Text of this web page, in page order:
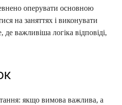
оперувати основною
на заняттях і виконувати
важливіша логіка відповіді,
якщо вимова важлива, а